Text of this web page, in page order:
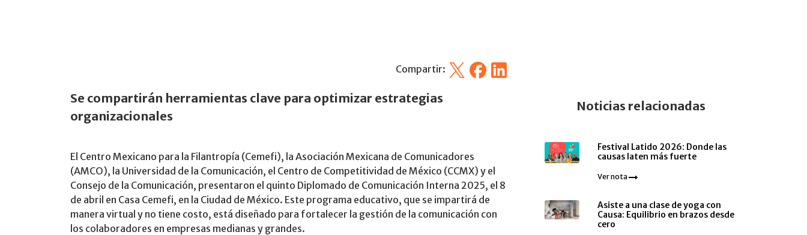
Compartir: X FacebookLinkedin
Se compartirán herramientas clave para optimizar estrategias
organizacionales
El Centro Mexicano para la Filantropía (Cemefi), la Asociación Mexicana de Comunicadores
(AMCO), la Universidad de la Comunicación, el Centro de Competitividad de México (CCMX) y el
Consejo de la Comunicación, presentaron el quinto Diplomado de Comunicación Interna 2025, el 8
de abril en Casa Cemefi, en la Ciudad de México. Este programa educativo, que se impartirá de
manera virtual y no tiene costo, está diseñado para fortalecer la gestión de la comunicación con
los colaboradores en empresas medianas y grandes.
Noticias relacionadas
Festival Latido 2026: Donde las
causas laten más fuerte
Ver nota
Asiste a una clase de yoga con
Causa: Equilibrio en brazos desde
cero